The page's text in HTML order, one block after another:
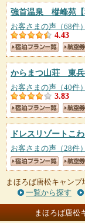
強首温泉 樅峰苑
お客さまの声（68件）
4.43
からまつ山荘 東兵
お客さまの声（40件）
3.83
ドレスリゾートこ
お客さまの声（28件）
まほろば唐松キャン
一覧から探す
まほろば唐松